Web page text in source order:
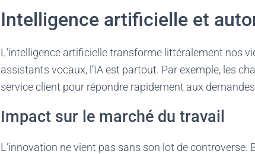
Intelligence artificielle et
L’intelligence artificielle transforme littéralement nos
assistants vocaux, l’IA est partout. Par exemple, les
service client pour répondre rapidement aux
Impact sur le marché du travail
L’innovation ne vient pas sans son lot de controverse.